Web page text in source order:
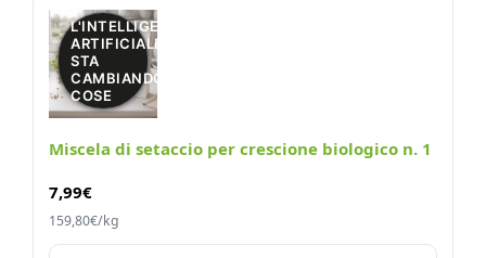
L'INTELLIGENZA
ARTIFICIALE
STA
CAMBIANDO LE
COSE
Miscela di setaccio per crescione biologico n. 1
7,99€
159,80€/kg